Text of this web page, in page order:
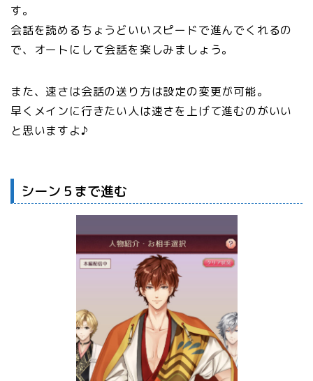
す。
会話を読めるちょうどいいスピードで進んでくれるの
で、オートにして会話を楽しみましょう。
また、速さは会話の送り方は設定の変更が可能。
早くメインに行きたい人は速さを上げて進むのがいい
と思いますよ♪
シーン５まで進む